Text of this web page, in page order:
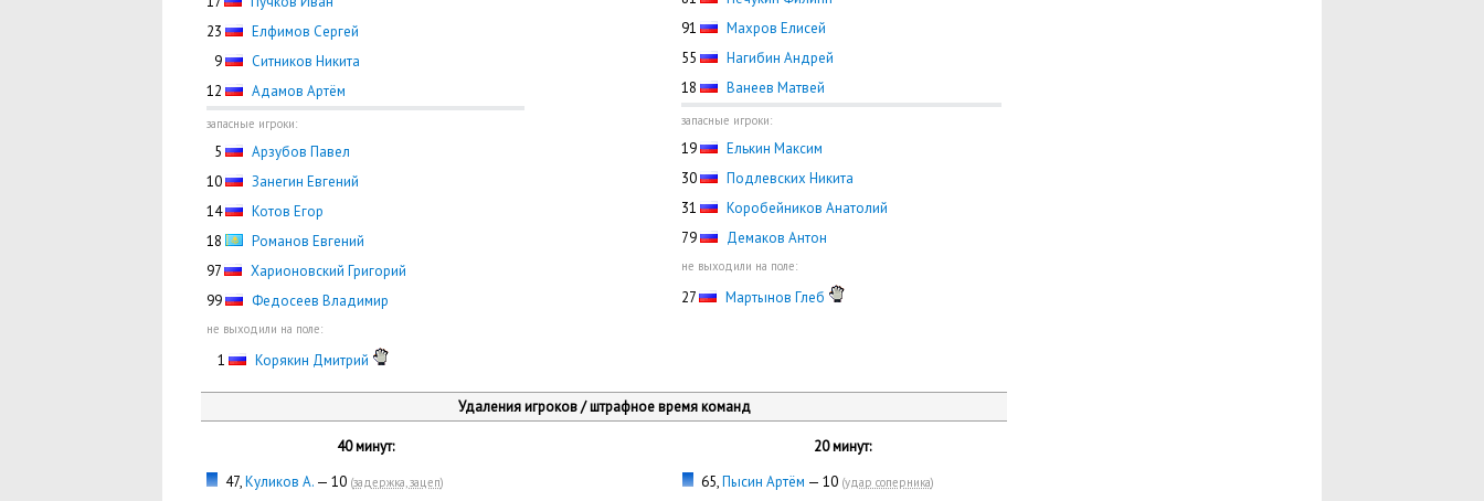
23
Елфимов Сергей
9
Ситников Никита
12
Адамов Артём
запасные игроки:
5
Арзубов Павел
10
Занегин Евгений
14
Котов Егор
18
Романов Евгений
97
Харионовский Григорий
99
Федосеев Владимир
не выходили на поле:
1 Корякин Дмитрий
91
Махров Елисей
55
Нагибин Андрей
18
Ванеев Матвей
запасные игроки:
19
Елькин Максим
30
Подлевских Никита
31
Коробейников Анатолий
79
Демаков Антон
не выходили на поле:
27 Мартынов Глеб
Удаления игроков / штрафное время команд
40 минут:
47,Куликов А. — 10 (задержка, зацеп)
20 минут:
65,Пысин Артём — 10 (удар соперника)